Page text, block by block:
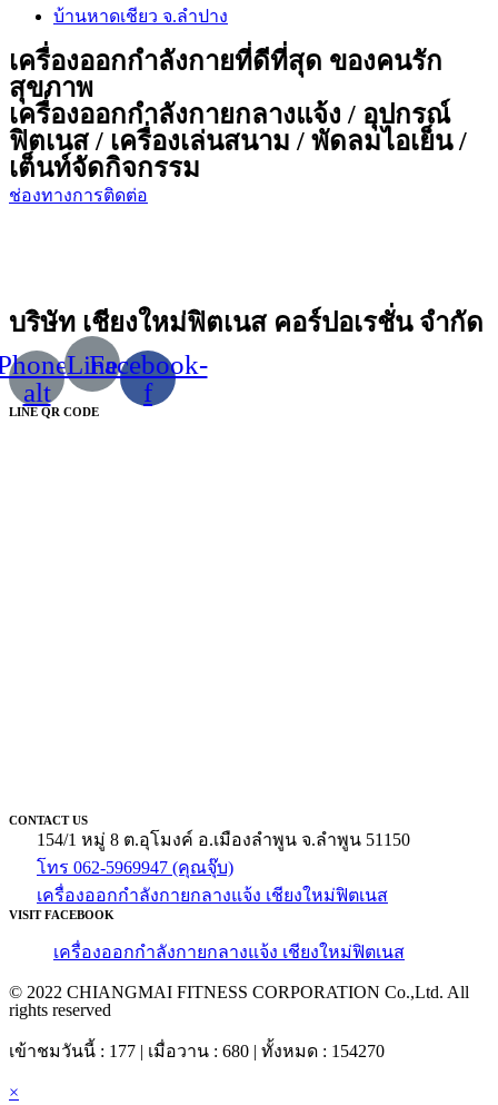
บ้านหาดเชียว จ.ลำปาง
เครื่องออกกำลังกายที่ดีที่สุด ของคนรัก
สุขภาพ
เครื่องออกกำลังกายกลางแจ้ง / อุปกรณ์
ฟิตเนส / เครื่องเล่นสนาม / พัดลมไอเย็น /
เต็นท์จัดกิจกรรม
ช่องทางการติดต่อ
บริษัท เชียงใหม่ฟิตเนส คอร์ปอเรชั่น จำกัด
alt
Line
Facebook-
f
LINE QR CODE
CONTACT US
154/1 หมู่ 8 ต.อุโมงค์ อ.เมืองลำพูน จ.ลำพูน 51150
โทร 062-5969947 (คุณจุ๊บ)
เครื่องออกกำลังกายกลางแจ้ง เชียงใหม่ฟิตเนส
VISIT FACEBOOK
เครื่องออกกำลังกายกลางแจ้ง เชียงใหม่ฟิตเนส
© 2022 CHIANGMAI FITNESS CORPORATION Co.,Ltd. All
rights reserved
เข้าชมวันนี้ : 177 | เมื่อวาน : 680 | ทั้งหมด : 154270
×